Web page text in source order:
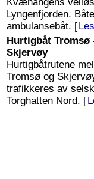
Lyngenfjorden.
ambulansebåt. [
Hurtigbåt Tromsø
Skjervøy
Hurtigbåtrutene
Tromsø og
trafikkeres av
Torghatten Nord. [